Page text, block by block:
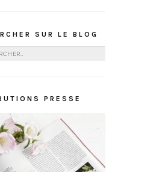
SUR LE BLOG
:
PRESSE